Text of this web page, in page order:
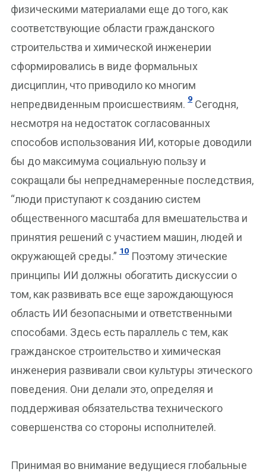
физическими материалами еще до того, как
соответствующие области гражданского
строительства и химической инженерии
сформировались в виде формальных
дисциплин, что приводило ко многим
непредвиденным происшествиям. 9 Сегодня,
несмотря на недостаток согласованных
способов использования ИИ, которые доводили
бы до максимума социальную пользу и
сокращали бы непреднамеренные последствия,
“люди приступают к созданию систем
общественного масштаба для вмешательства и
принятия решений с участием машин, людей и
окружающей среды.” 10 Поэтому этические
принципы ИИ должны обогатить дискуссии о
том, как развивать все еще зарождающуюся
область ИИ безопасными и ответственными
способами. Здесь есть параллель с тем, как
гражданское строительство и химическая
инженерия развивали свои культуры этического
поведения. Они делали это, определяя и
поддерживая обязательства технического
совершенства со стороны исполнителей.
Принимая во внимание ведущиеся глобальные